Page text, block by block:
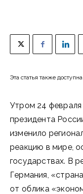
Эта статья также
Утром 24
президента
изменило
реакцию в мире,
государствах. В
Германия,
от облика